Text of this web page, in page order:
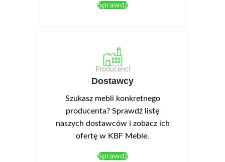
Sprawdź
Producenci
Dostawcy
Szukasz mebli konkretnego
producenta? Sprawdź listę
naszych dostawców i zobacz ich
ofertę w KBF Meble.
Sprawdź